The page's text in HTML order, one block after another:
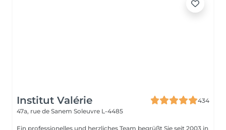
Institut Valérie
434
47a, rue de Sanem Soleuvre L-4485
Ein professionelles und herzliches Team begrüßt Sie seit 2003 in